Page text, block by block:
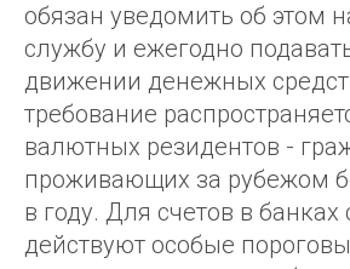
обязан уведомить об этом
службу и ежегодно
движении денежных
требование
валютных резидентов -
проживающих за рубежом
в году. Для счетов в
действуют особые